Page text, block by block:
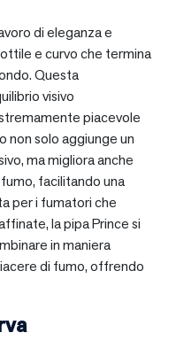
di eleganza e
e curvo che termina
Questa
visivo
piacevole
non solo aggiunge un
ma migliora anche
facilitando una
per i fumatori che
la pipa Prince si
in maniera
di fumo, offrendo